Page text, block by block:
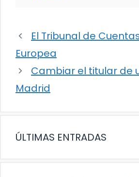
El Tribunal de
Europea
Cambiar el titular de
Madrid
ÚLTIMAS ENTRADAS